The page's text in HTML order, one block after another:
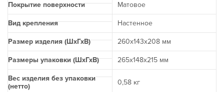
Покрытие поверхности Матовое
Вид крепления Настенное
Размер изделия (ШхГхВ) 260x143x208 мм
Размеры упаковки (ШхГхВ) 265x148x215 мм
Вес изделия без упаковки
(нетто)
0,58 кг